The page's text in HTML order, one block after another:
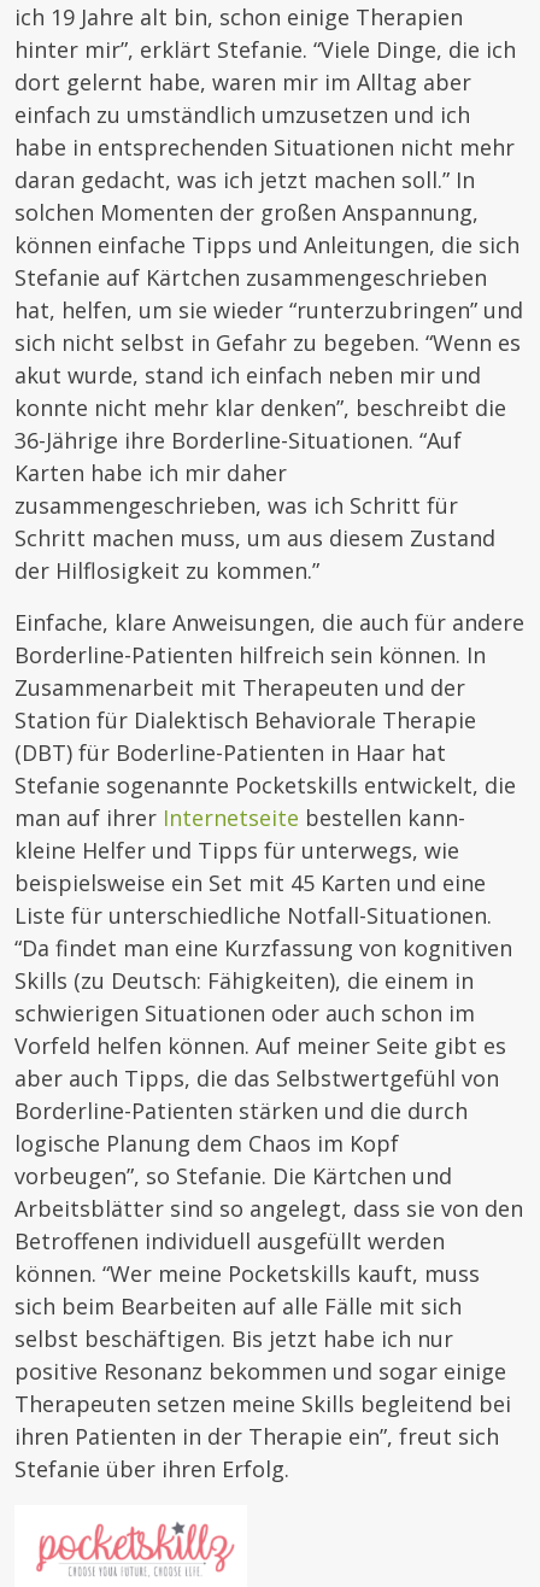
ich 19 Jahre alt bin, schon einige Therapien
hinter mir”, erklärt Stefanie. “Viele Dinge, die ich
dort gelernt habe, waren mir im Alltag aber
einfach zu umständlich umzusetzen und ich
habe in entsprechenden Situationen nicht mehr
daran gedacht, was ich jetzt machen soll.” In
solchen Momenten der großen Anspannung,
können einfache Tipps und Anleitungen, die sich
Stefanie auf Kärtchen zusammengeschrieben
hat, helfen, um sie wieder “runterzubringen” und
sich nicht selbst in Gefahr zu begeben. “Wenn es
akut wurde, stand ich einfach neben mir und
konnte nicht mehr klar denken”, beschreibt die
36-Jährige ihre Borderline-Situationen. “Auf
Karten habe ich mir daher
zusammengeschrieben, was ich Schritt für
Schritt machen muss, um aus diesem Zustand
der Hilflosigkeit zu kommen.”
Einfache, klare Anweisungen, die auch für andere
Borderline-Patienten hilfreich sein können. In
Zusammenarbeit mit Therapeuten und der
Station für Dialektisch Behaviorale Therapie
(DBT) für Boderline-Patienten in Haar hat
Stefanie sogenannte Pocketskills entwickelt, die
man auf ihrer Internetseite bestellen kann-
kleine Helfer und Tipps für unterwegs, wie
beispielsweise ein Set mit 45 Karten und eine
Liste für unterschiedliche Notfall-Situationen.
“Da findet man eine Kurzfassung von kognitiven
Skills (zu Deutsch: Fähigkeiten), die einem in
schwierigen Situationen oder auch schon im
Vorfeld helfen können. Auf meiner Seite gibt es
aber auch Tipps, die das Selbstwertgefühl von
Borderline-Patienten stärken und die durch
logische Planung dem Chaos im Kopf
vorbeugen”, so Stefanie. Die Kärtchen und
Arbeitsblätter sind so angelegt, dass sie von den
Betroffenen individuell ausgefüllt werden
können. “Wer meine Pocketskills kauft, muss
sich beim Bearbeiten auf alle Fälle mit sich
selbst beschäftigen. Bis jetzt habe ich nur
positive Resonanz bekommen und sogar einige
Therapeuten setzen meine Skills begleitend bei
ihren Patienten in der Therapie ein”, freut sich
Stefanie über ihren Erfolg.